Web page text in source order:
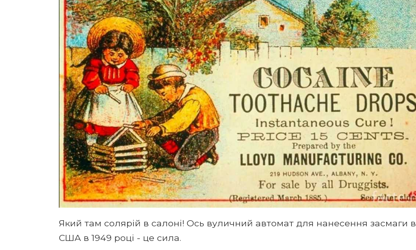
Який там солярій в салоні! Ось вуличний автомат для нанесення засмаги в
США в 1949 році - це сила.